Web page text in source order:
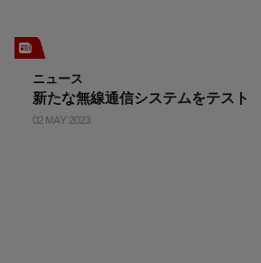
ニュース
新たな無線通信システムをテスト
02 MAY 2023